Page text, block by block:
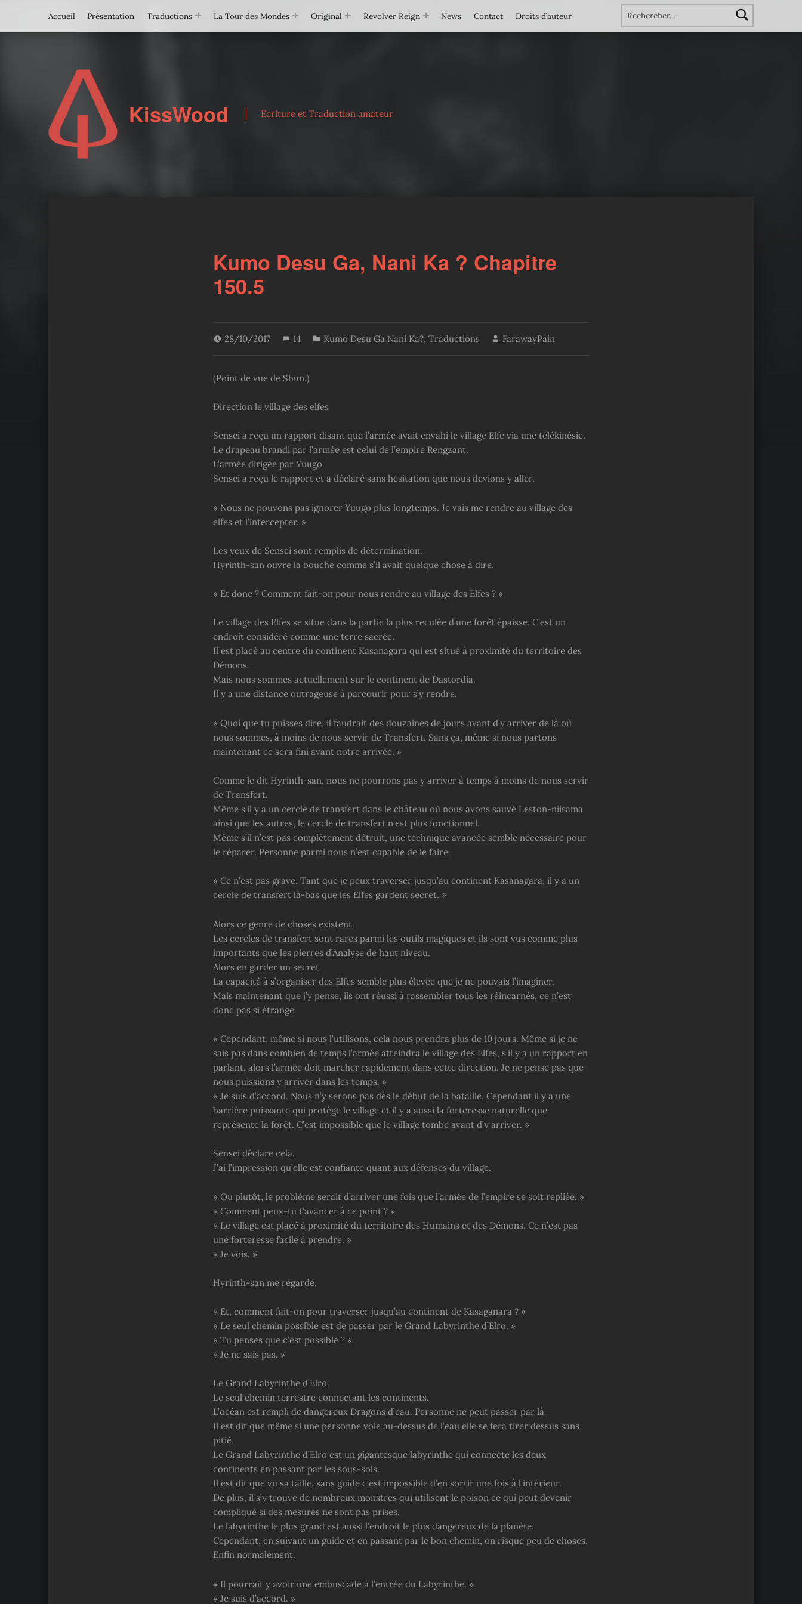
Rechercher :
Accueil
Présentation Traductions La Tour des Mondes Original Revolver Reign News Contact Droits d’auteur
KissWood Ecriture et Traduction amateur
Kumo Desu Ga, Nani Ka ? Chapitre
150.5
28/10/2017 14 Kumo Desu Ga Nani Ka?, Traductions FarawayPain
(Point de vue de Shun.)
Direction le village des elfes
Sensei a reçu un rapport disant que l’armée avait envahi le village Elfe via une télékinésie.
Le drapeau brandi par l’armée est celui de l’empire Rengzant.
L’armée dirigée par Yuugo.
Sensei a reçu le rapport et a déclaré sans hésitation que nous devions y aller.
« Nous ne pouvons pas ignorer Yuugo plus longtemps. Je vais me rendre au village des
elfes et l’intercepter. »
Les yeux de Sensei sont remplis de détermination.
Hyrinth-san ouvre la bouche comme s’il avait quelque chose à dire.
« Et donc ? Comment fait-on pour nous rendre au village des Elfes ? »
Le village des Elfes se situe dans la partie la plus reculée d’une forêt épaisse. C’est un
endroit considéré comme une terre sacrée.
Il est placé au centre du continent Kasanagara qui est situé à proximité du territoire des
Démons.
Mais nous sommes actuellement sur le continent de Dastordia.
Il y a une distance outrageuse à parcourir pour s’y rendre.
« Quoi que tu puisses dire, il faudrait des douzaines de jours avant d’y arriver de là où
nous sommes, à moins de nous servir de Transfert. Sans ça, même si nous partons
maintenant ce sera fini avant notre arrivée. »
Comme le dit Hyrinth-san, nous ne pourrons pas y arriver à temps à moins de nous servir
de Transfert.
Même s’il y a un cercle de transfert dans le château où nous avons sauvé Leston-niisama
ainsi que les autres, le cercle de transfert n’est plus fonctionnel.
Même s’il n’est pas complètement détruit, une technique avancée semble nécessaire pour
le réparer. Personne parmi nous n’est capable de le faire.
« Ce n’est pas grave. Tant que je peux traverser jusqu’au continent Kasanagara, il y a un
cercle de transfert là-bas que les Elfes gardent secret. »
Alors ce genre de choses existent.
Les cercles de transfert sont rares parmi les outils magiques et ils sont vus comme plus
importants que les pierres d’Analyse de haut niveau.
Alors en garder un secret.
La capacité à s’organiser des Elfes semble plus élevée que je ne pouvais l’imaginer.
Mais maintenant que j’y pense, ils ont réussi à rassembler tous les réincarnés, ce n’est
donc pas si étrange.
« Cependant, même si nous l’utilisons, cela nous prendra plus de 10 jours. Même si je ne
sais pas dans combien de temps l’armée atteindra le village des Elfes, s’il y a un rapport en
parlant, alors l’armée doit marcher rapidement dans cette direction. Je ne pense pas que
nous puissions y arriver dans les temps. »
« Je suis d’accord. Nous n’y serons pas dès le début de la bataille. Cependant il y a une
barrière puissante qui protège le village et il y a aussi la forteresse naturelle que
représente la forêt. C’est impossible que le village tombe avant d’y arriver. »
Sensei déclare cela.
J’ai l’impression qu’elle est confiante quant aux défenses du village.
« Ou plutôt, le problème serait d’arriver une fois que l’armée de l’empire se soit repliée. »
« Comment peux-tu t’avancer à ce point ? »
« Le village est placé à proximité du territoire des Humains et des Démons. Ce n’est pas
une forteresse facile à prendre. »
« Je vois. »
Hyrinth-san me regarde.
« Et, comment fait-on pour traverser jusqu’au continent de Kasaganara ? »
« Le seul chemin possible est de passer par le Grand Labyrinthe d’Elro. »
« Tu penses que c’est possible ? »
« Je ne sais pas. »
Le Grand Labyrinthe d’Elro.
Le seul chemin terrestre connectant les continents.
L’océan est rempli de dangereux Dragons d’eau. Personne ne peut passer par là.
Il est dit que même si une personne vole au-dessus de l’eau elle se fera tirer dessus sans
pitié.
Le Grand Labyrinthe d’Elro est un gigantesque labyrinthe qui connecte les deux
continents en passant par les sous-sols.
Il est dit que vu sa taille, sans guide c’est impossible d’en sortir une fois à l’intérieur.
De plus, il s’y trouve de nombreux monstres qui utilisent le poison ce qui peut devenir
compliqué si des mesures ne sont pas prises.
Le labyrinthe le plus grand est aussi l’endroit le plus dangereux de la planète.
Cependant, en suivant un guide et en passant par le bon chemin, on risque peu de choses.
Enfin normalement.
« Il pourrait y avoir une embuscade à l’entrée du Labyrinthe. »
« Je suis d’accord. »